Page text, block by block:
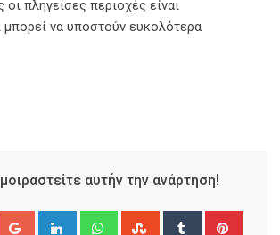
πληγείσες περιοχές είναι
μπορεί να υποστούν ευκολότερα
αυτήν την ανάρτηση!
Google+ LinkedIn WhatsappStumbleUpon
Tumblr